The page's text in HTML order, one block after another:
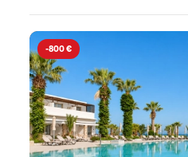
-800 €